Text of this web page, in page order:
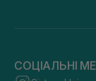
СОЦІАЛЬНІ